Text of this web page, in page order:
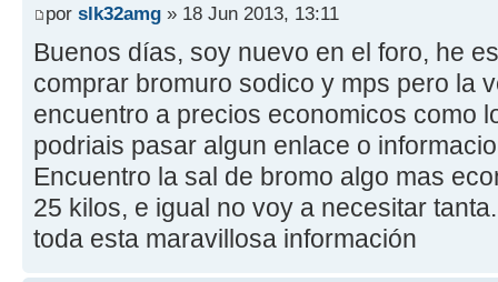
por slk32amg » 18 Jun 2013, 13:11
Buenos días, soy nuevo en el foro, he
comprar bromuro sodico y mps pero la
encuentro a precios economicos como
podriais pasar algun enlace o
Encuentro la sal de bromo algo mas
25 kilos, e igual no voy a necesitar
toda esta maravillosa información